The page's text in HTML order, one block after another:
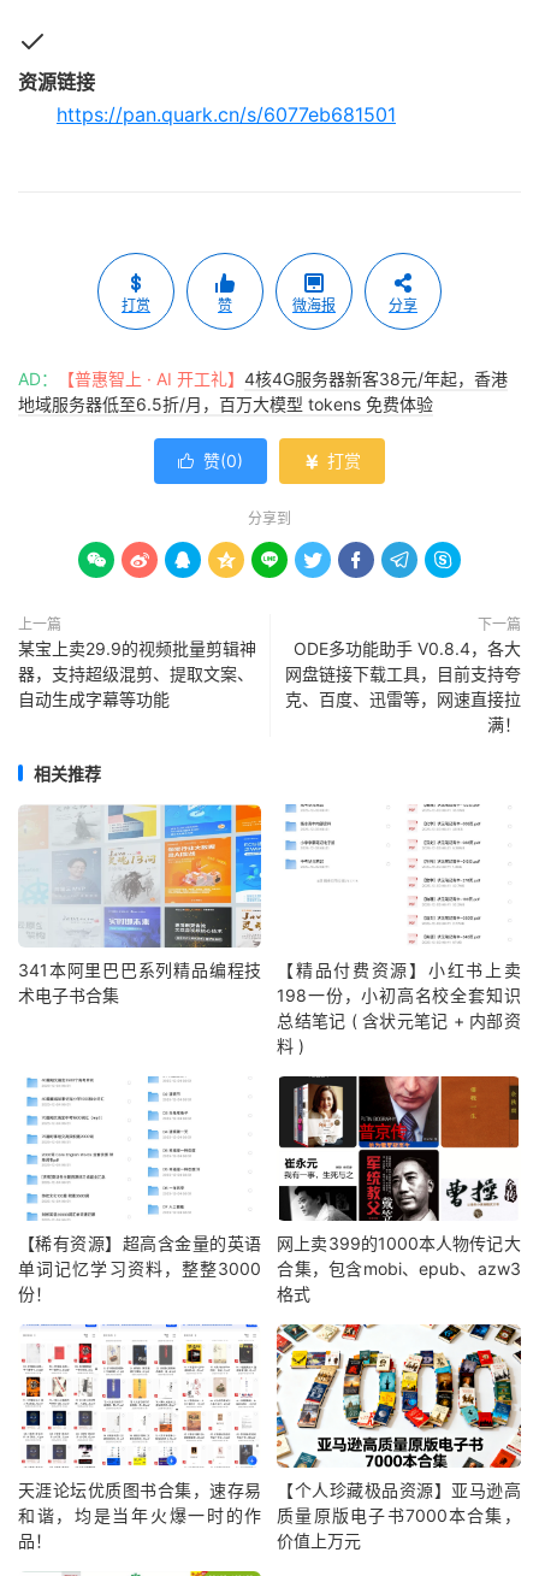
资源链接
https://pan.quark.cn/s/6077eb681501
打赏 赞 微海报 分享
AD： 【普惠智上 · AI 开工礼】 4核4G服务器新客38元/年起，香港
地域服务器低至6.5折/月，百万大模型 tokens 免费体验
 赞(0)  打赏
分享到
        
上一篇
某宝上卖29.9的视频批量剪辑神
器，支持超级混剪、提取文案、
自动生成字幕等功能
下一篇
ODE多功能助手 V0.8.4，各大
网盘链接下载工具，目前支持夸
克、百度、迅雷等，网速直接拉
满！
相关推荐
341本阿里巴巴系列精品编程技
术电子书合集
【精品付费资源】小红书上卖
198一份，小初高名校全套知识
总结笔记 ( 含状元笔记 + 内部资
料 )
【稀有资源】超高含金量的英语
单词记忆学习资料，整整3000
份！
网上卖399的1000本人物传记大
合集，包含mobi、epub、azw3
格式
天涯论坛优质图书合集，速存易
和谐，均是当年火爆一时的作
品！
【个人珍藏极品资源】亚马逊高
质量原版电子书7000本合集，
价值上万元